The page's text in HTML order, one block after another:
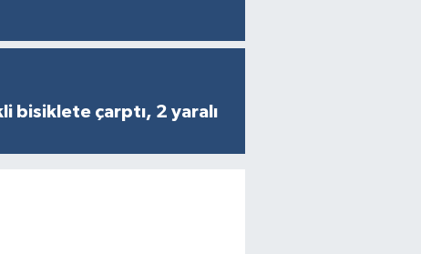
bisiklete çarptı, 2 yaralı